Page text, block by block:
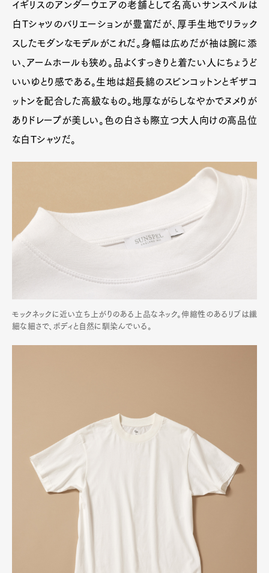
イギリスのアンダーウエアの老舗として名高いサンスペルは
白Tシャツのバリエーションが豊富だが、厚手生地でリラック
スしたモダンなモデルがこれだ。身幅は広めだが袖は腕に添
い、アームホールも狭め。品よくすっきりと着たい人にちょうど
いいゆとり感である。生地は超長綿のスビンコットンとギザコ
ットンを配合した高級なもの。地厚ながらしなやかでヌメりが
ありドレープが美しい。色の白さも際立つ大人向けの高品位
な白Tシャツだ。
モックネックに近い立ち上がりのある上品なネック。伸縮性のあるリブは繊
細な細さで、ボディと自然に馴染んでいる。